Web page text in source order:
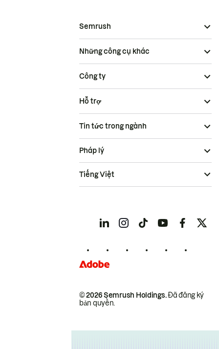
Semrush
Những công cụ khác
Công ty
Hỗ trợ
Tin tức trong ngành
© 2026 Semrush Holdings.Đã đăng ký
bản quyền.
Pháp lý
Tiếng Việt